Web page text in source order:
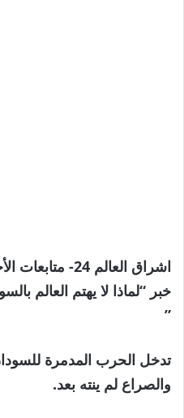
اشراق العالم 24-
خبر “لماذا لا يهتم العالم
”
تدخل الحرب المدمرة
والصراع لم ينته بعد.